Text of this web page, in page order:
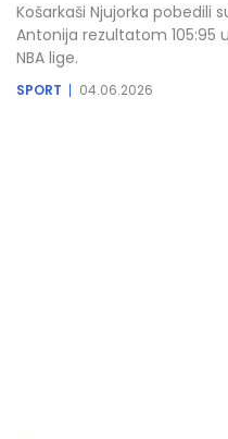
Košarkaši Njujorka pobedili
Antonija rezultatom
NBA lige.
SPORT 04.06.2026